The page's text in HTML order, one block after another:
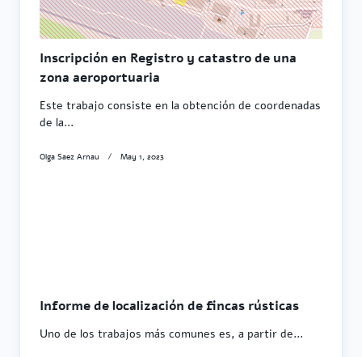
Inscripción en Registro y catastro de una
zona aeroportuaria
Este trabajo consiste en la obtención de coordenadas
de la...
Olga Saez Arnau May 1, 2023
Informe de localización de fincas rústicas
Uno de los trabajos más comunes es, a partir de...